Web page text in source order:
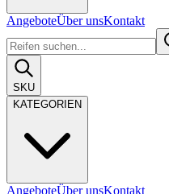
AngeboteÜber unsKontakt
SKU
KATEGORIEN
AngeboteÜber unsKontakt